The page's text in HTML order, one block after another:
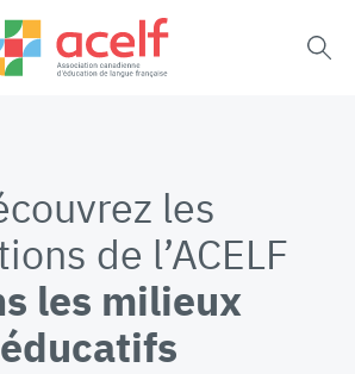
les
de l’ACELF
les milieux
éducatifs